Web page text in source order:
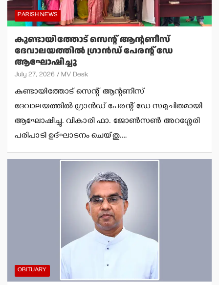
PARISH NEWS
കുണ്ടായിത്തോട് സെന്റ് ആന്റണീസ്
ദേവാലയത്തില്‍ ഗ്രാന്‍ഡ് പേരന്റ് ഡേ
ആഘോഷിച്ചു
July 27, 2026 MV Desk
കുണ്ടായിത്തോട് സെന്റ് ആന്റണീസ്
ദേവാലയത്തില്‍ ഗ്രാന്‍ഡ് പേരന്റ് ഡേ സമുചിതമായി
ആഘോഷിച്ചു. വികാരി ഫാ. ജോണ്‍സണ്‍ അറശ്ശേരി
പരിപാടി ഉദ്ഘാടനം ചെയ്തു.…
OBITUARY